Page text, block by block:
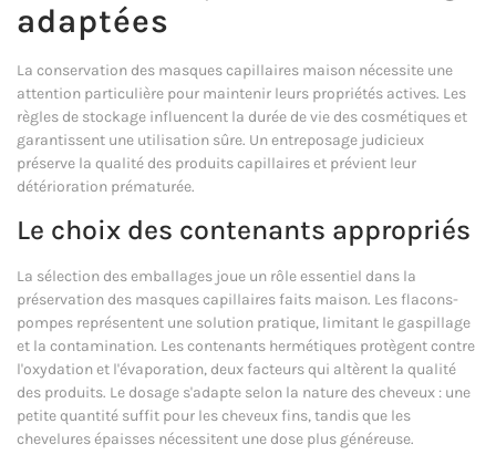
adaptées
La conservation des masques capillaires maison nécessite une
attention particulière pour maintenir leurs propriétés actives. Les
règles de stockage influencent la durée de vie des cosmétiques et
garantissent une utilisation sûre. Un entreposage judicieux
préserve la qualité des produits capillaires et prévient leur
détérioration prématurée.
Le choix des contenants appropriés
La sélection des emballages joue un rôle essentiel dans la
préservation des masques capillaires faits maison. Les flacons-
pompes représentent une solution pratique, limitant le gaspillage
et la contamination. Les contenants hermétiques protègent contre
l'oxydation et l'évaporation, deux facteurs qui altèrent la qualité
des produits. Le dosage s'adapte selon la nature des cheveux : une
petite quantité suffit pour les cheveux fins, tandis que les
chevelures épaisses nécessitent une dose plus généreuse.